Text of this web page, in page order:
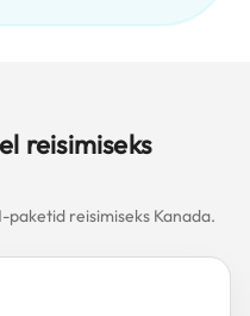
reisimiseks
paketid reisimiseks Kanada.